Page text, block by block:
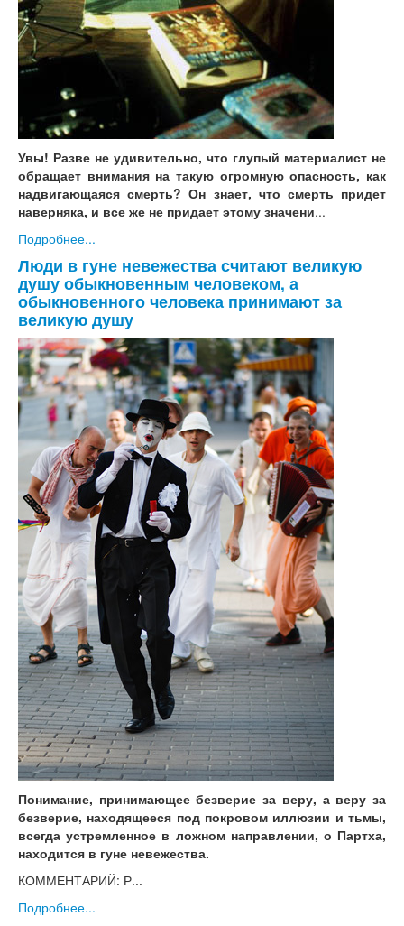
Увы! Разве не удивительно, что глупый материалист не
обращает внимания на такую огромную опасность, как
надвигающаяся смерть? Он знает, что смерть придет
наверняка, и все же не придает этому значени...
Подробнее...
Люди в гуне невежества считают великую
душу обыкновенным человеком, а
обыкновенного человека принимают за
великую душу
Понимание, принимающее безверие за веру, а веру за
безверие, находящееся под покровом иллюзии и тьмы,
всегда устремленное в ложном направлении, о Партха,
находится в гуне невежества.
КОММЕНТАРИЙ: Р...
Подробнее...